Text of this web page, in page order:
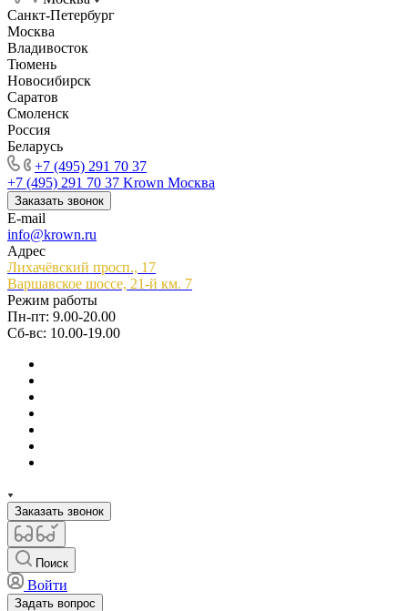
Санкт-Петербург
Москва
Владивосток
Тюмень
Новосибирск
Саратов
Смоленск
Россия
Беларусь
+7 (495) 291 70 37
+7 (495) 291 70 37 Krown Москва
Заказать звонок
E-mail
info@krown.ru
Адрес
Лихачёвский просп., 17
Варшавское шоссе, 21-й км. 7
Режим работы
Пн-пт: 9.00-20.00
Сб-вс: 10.00-19.00
Заказать звонок
Поиск
Войти
Задать вопрос